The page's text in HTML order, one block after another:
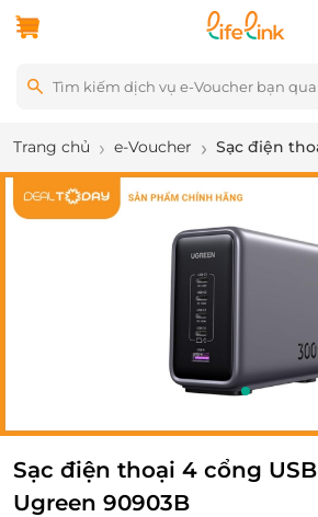
Trang chủ e-Voucher Sạc điện
Sạc điện thoại 4 cổng
Ugreen 90903B